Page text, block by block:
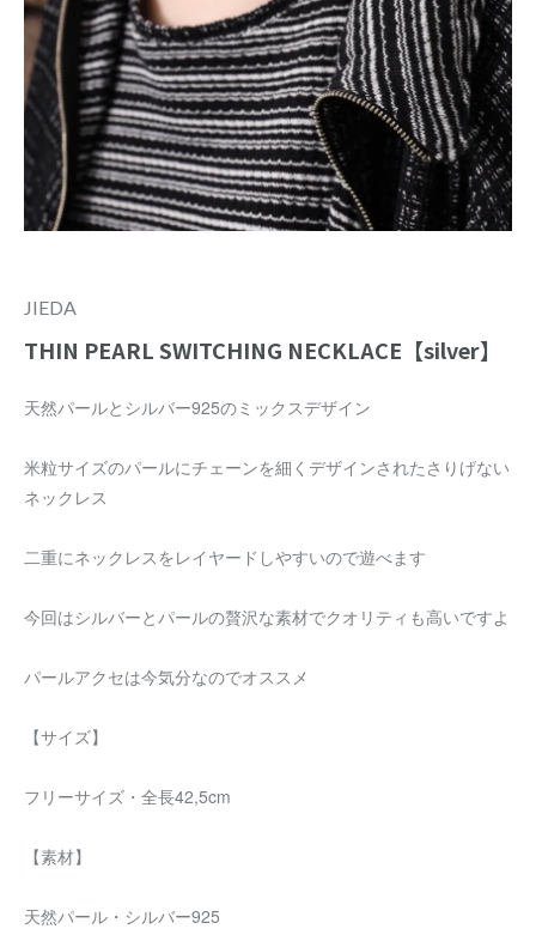
JIEDA
THIN PEARL SWITCHING NECKLACE【silver】
天然パールとシルバー925のミックスデザイン
米粒サイズのパールにチェーンを細くデザインされたさりげない
ネックレス
二重にネックレスをレイヤードしやすいので遊べます
今回はシルバーとパールの贅沢な素材でクオリティも高いですよ
パールアクセは今気分なのでオススメ
【サイズ】
フリーサイズ・全長42,5cm
【素材】
天然パール・シルバー925